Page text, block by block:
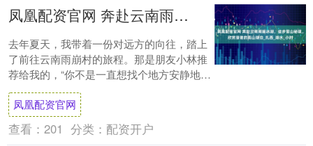
凤凰配资官网 奔赴云南雨崩冰湖，徒步雪山秘境，欣赏澄澈的高山湖泊_扎西_湖水_小时
去年夏天，我带着一份对远方的向往，踏上
了前往云南雨崩村的旅程。那是朋友小林推
荐给我的，“你不是一直想找个地方安静地走
一走吗？那就去雨崩吧。”他说话时眼神里闪
着光....
凤凰配资官网
查看： 201 分类： 配资开户